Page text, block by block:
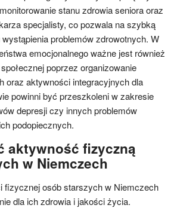
stanu zdrowia seniora oraz
specjalisty, co pozwala na szybką
problemów zdrowotnych. W
emocjonalnego ważne jest również
poprzez organizowanie
oraz aktywności integracyjnych dla
powinni być przeszkoleni w zakresie
depresji czy innych problemów
podopiecznych.
aktywność fizyczną
w Niemczech
fizycznej osób starszych w Niemczech
dla ich zdrowia i jakości życia.